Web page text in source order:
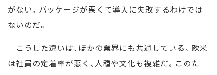
がない。パッケージが悪くて導入に失敗するわけでは
ないのだ。
こうした違いは、ほかの業界にも共通している。欧米
は社員の定着率が悪く、人種や文化も複雑だ。このた